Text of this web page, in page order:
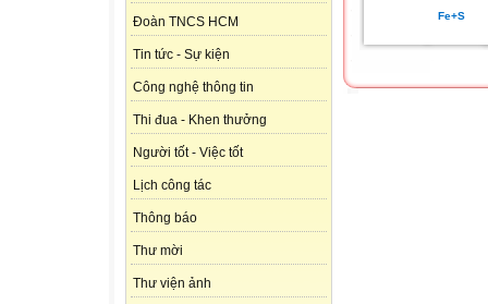
Đoàn TNCS HCM
Tin tức - Sự kiện
Công nghệ thông tin
Thi đua - Khen thưởng
Người tốt - Việc tốt
Lịch công tác
Thông báo
Thư mời
Thư viện ảnh
Fe+S